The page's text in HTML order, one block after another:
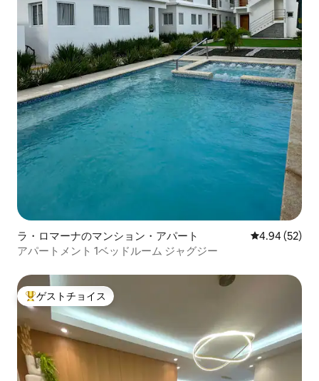
ラ・ロマーナのマンション・アパート レビュー52
4.94 (52)
アパートメント 1ベッドルーム ジャグジー
大好評のゲストチョイスです。
ゲストチョイス